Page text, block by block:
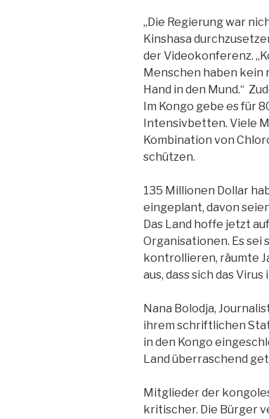
„Die Regierung war
Kinshasa
der Videokonferenz.
Menschen haben kein
Hand in den Mund.“
Im Kongo gebe es für
Intensivbetten. Viele
Kombination von
schützen.
135 Millionen Dollar
eingeplant, davon
Das Land hoffe jetzt
Organisationen. Es sei
kontrollieren, räumte
aus, dass sich das
Nana Bolodja,
ihrem schriftlichen
in den Kongo
Land überraschend
Mitglieder der
kritischer. Die Bürger